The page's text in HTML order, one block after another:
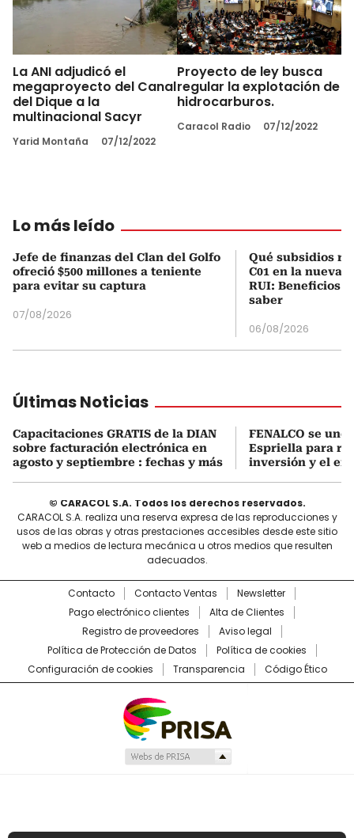
La ANI adjudicó el
megaproyecto del Canal
del Dique a la
multinacional Sacyr
Yarid Montaña 07/12/2022
Proyecto de ley busca
regular la explotación de
hidrocarburos.
Caracol Radio 07/12/2022
Lo más leído
Jefe de finanzas del Clan del Golfo
ofreció $500 millones a teniente
para evitar su captura
07/08/2026
Qué subsidios
C01 en la nueva
RUI: Beneficios
saber
06/08/2026
Últimas Noticias
Capacitaciones GRATIS de la DIAN
sobre facturación electrónica en
agosto y septiembre : fechas y más
FENALCO se une
Espriella para
inversión y el
© CARACOL S.A. Todos los derechos reservados.
CARACOL S.A. realiza una reserva expresa de las reproducciones y
usos de las obras y otras prestaciones accesibles desde este sitio
web a medios de lectura mecánica u otros medios que resulten
adecuados.
Contacto Contacto Ventas
Newsletter
Pago electrónico clientes
Alta de Clientes
Registro de proveedores
Aviso legal
Política de Protección de Datos
Política de cookies
Configuración de cookies
Transparencia Código Ético